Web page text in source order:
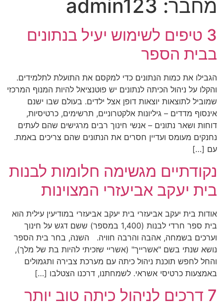
מחבר: admin123
3 טיפים לשימוש יעיל בנתונים
בבית הספר
הגבילו את כמות הנתונים כדי למקסם את התועלת לתלמידים.
והקלו על ניהול הכיתה לנתונים יש פוטנציאל להיות המנוף המרכזי
שמוביל לתוצאות יוצאות דופן אצל ילדים. בעולם שבו ישנם
אינסוף מדדים – גיליונות אלקטרוניים, תרשימים, כרטיסיות,
דוחות ושאר נתונים – אנשי חינוך רבים מרגישים שהם לעתים
נחנקים מעומס ועדיין חסרים את הנתונים שהם צריכים באמת.
עם […]
נקודתיים מגשימה חלומות לבנות
בית יעקב אביעזרי המצוינות
אודות בית יעקב אביעזרי בית יעקב אביעזרי במודיעין עילית הוא
בית ספר חרדי לבנות (1,400 במספר) ששם דגש על חינוך
וערכים בשמחה, אהבה והרבה חוויה. השנה, בחר בית הספר
נושא שנתי בשם "אשרייך" (אשריי שזכיתי להיות בת של מלך),
והחל לחפש תוכנת ניהול כיתה עם מערכת צבירה ותגמולים
באמצעות כרטיסי אשראי. לשמחתנו, דרכנו הצטלבו […]
7 דרכים לניהול כיתה טוב יותר